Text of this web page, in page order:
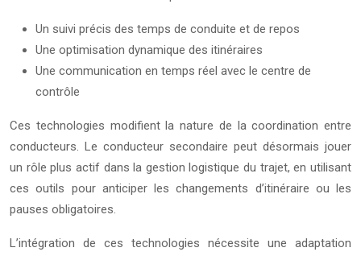
Un suivi précis des temps de conduite et de repos
Une optimisation dynamique des itinéraires
Une communication en temps réel avec le centre de
contrôle
Ces technologies modifient la nature de la coordination entre
conducteurs. Le conducteur secondaire peut désormais jouer
un rôle plus actif dans la gestion logistique du trajet, en utilisant
ces outils pour anticiper les changements d’itinéraire ou les
pauses obligatoires.
L’intégration de ces technologies nécessite une adaptation